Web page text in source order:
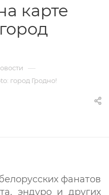
карте
—
город Гродно!
фанатов
эндуро и других